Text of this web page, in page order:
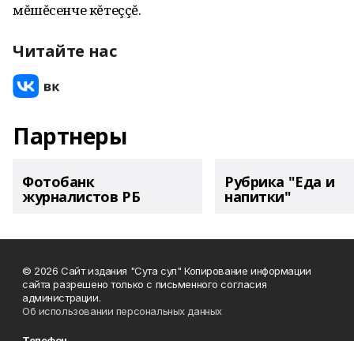
мĕшĕсенче кĕтеççĕ.
Читайте нас
Партнеры
Фотобанк
журналистов РБ
Рубрика "Еда и
напитки"
© 2026 Сайт издания "Сута сул" Копирование информации
сайта разрешено только с письменного согласия
администрации.
Об использовании персональных данных